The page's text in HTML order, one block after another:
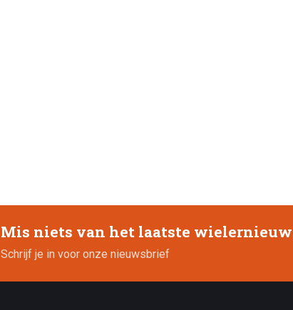
Mis niets van het laatste
Schrijf je in voor onze nieuwsbrief